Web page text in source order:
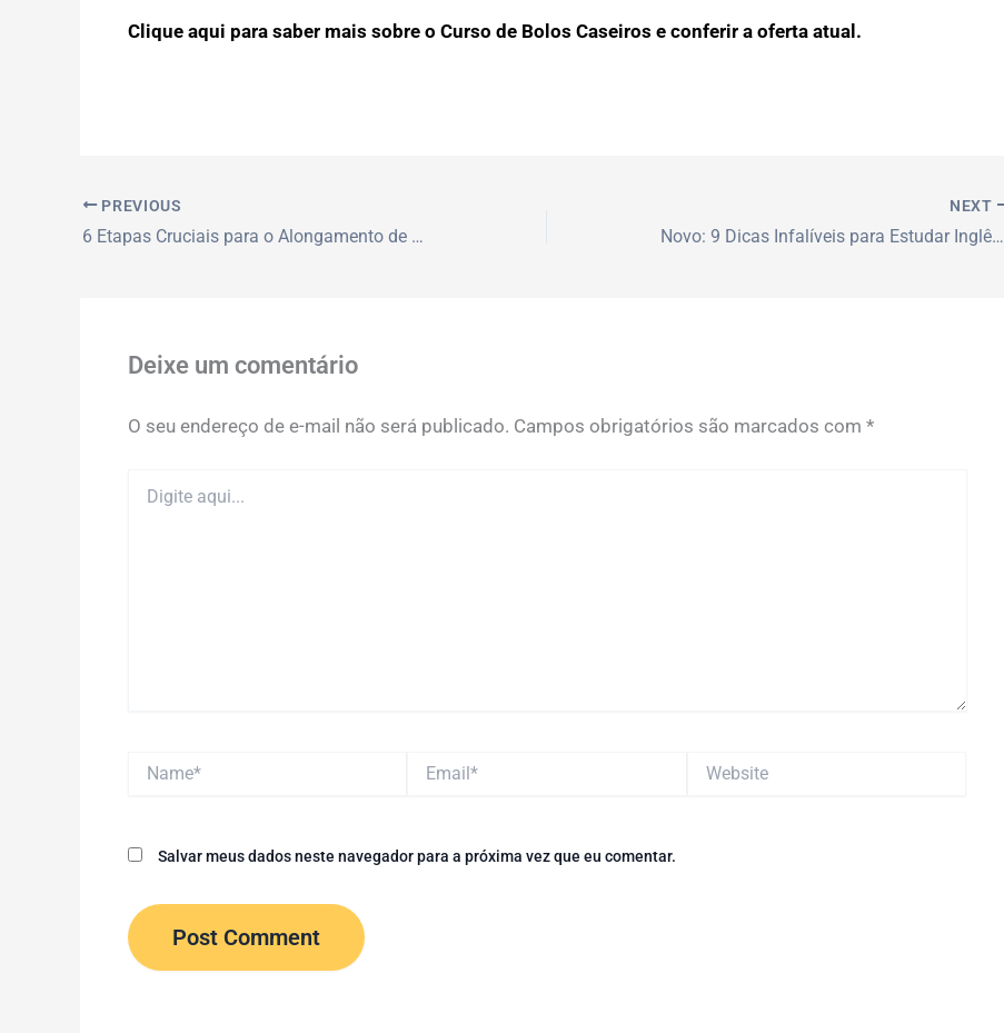
Clique aqui para saber mais sobre o Curso de Bolos Caseiros e conferir a oferta atual.
PREVIOUS
6 Etapas Cruciais para o Alongamento de Unhas com Fibra de Vidro
NEXT
Novo: 9 Dicas Infalíveis para Estudar Inglês Sozinho e Grátis
Deixe um comentário
O seu endereço de e-mail não será publicado. Campos obrigatórios são marcados com *
aqui...
Salvar meus dados neste navegador para a próxima vez que eu comentar.